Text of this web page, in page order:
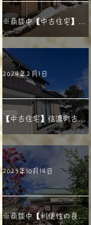
※商談中【中古住宅】上
越市牧区 別荘にしたく
なる中古住宅
【中古住宅】信濃町古間
の物件のご紹介
2024年2月1日
※商談中【利便性の良い
2023年10月14日